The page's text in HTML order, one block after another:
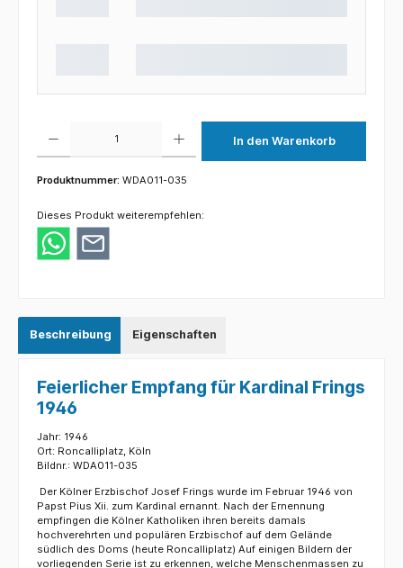
In den Warenkorb
Produktnummer: WDA011-035
Dieses Produkt weiterempfehlen:
Beschreibung Eigenschaften
Feierlicher Empfang für Kardinal Frings
1946
Jahr: 1946
Ort: Roncalliplatz, Köln
Bildnr.: WDA011-035
Der Kölner Erzbischof Josef Frings wurde im Februar 1946 von
Papst Pius Xii. zum Kardinal ernannt. Nach der Ernennung
empfingen die Kölner Katholiken ihren bereits damals
hochverehrten und populären Erzbischof auf dem Gelände
südlich des Doms (heute Roncalliplatz) Auf einigen Bildern der
vorliegenden Serie ist zu erkennen, welche Menschenmassen zu